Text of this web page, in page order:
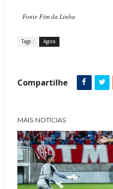
Fonte Fim da Linha
Tags : Agora
Compartilhe
MAIS NOTÍCIAS